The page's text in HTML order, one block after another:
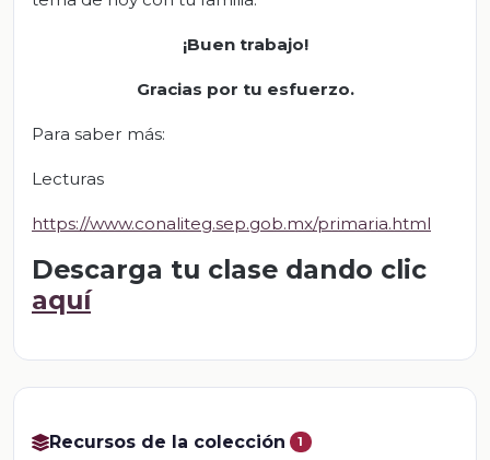
¡Buen trabajo!
Gracias por tu esfuerzo.
Para saber más:
Lecturas
https://www.conaliteg.sep.gob.mx/primaria.html
Descarga tu clase dando clic
aquí
Recursos de la colección 1